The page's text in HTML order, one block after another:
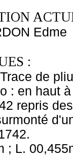
Edme
:
de
: en haut
repris
; L.